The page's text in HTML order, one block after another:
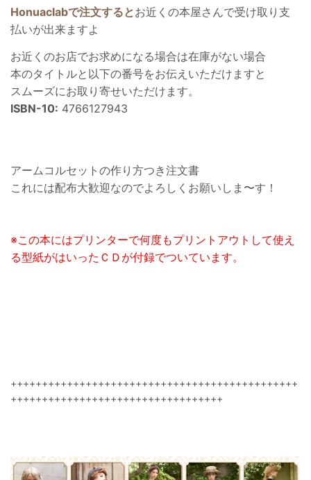
Honuaclabで注文するとお近くの本屋さんで受け取り支
払いが出来ますよ
お近くのお店でお求めになる場合は在庫がない場合
本のタイトルと以下の番号をお伝えいただけますと
スムーズにお取り寄せいただけます。
ISBN-10: 4766127943
アームコルセットの作り方つき注文書
これには配布大歓迎なのでよろしくお願いしま〜す！
※この本にはプリンターで何度もプリントアウトして使え
る型紙がはいったＣＤが付録でついています。
++++++++++++++++++++++++++++++++++++++++++++++
++++++++++++++++++++++++++++++++++